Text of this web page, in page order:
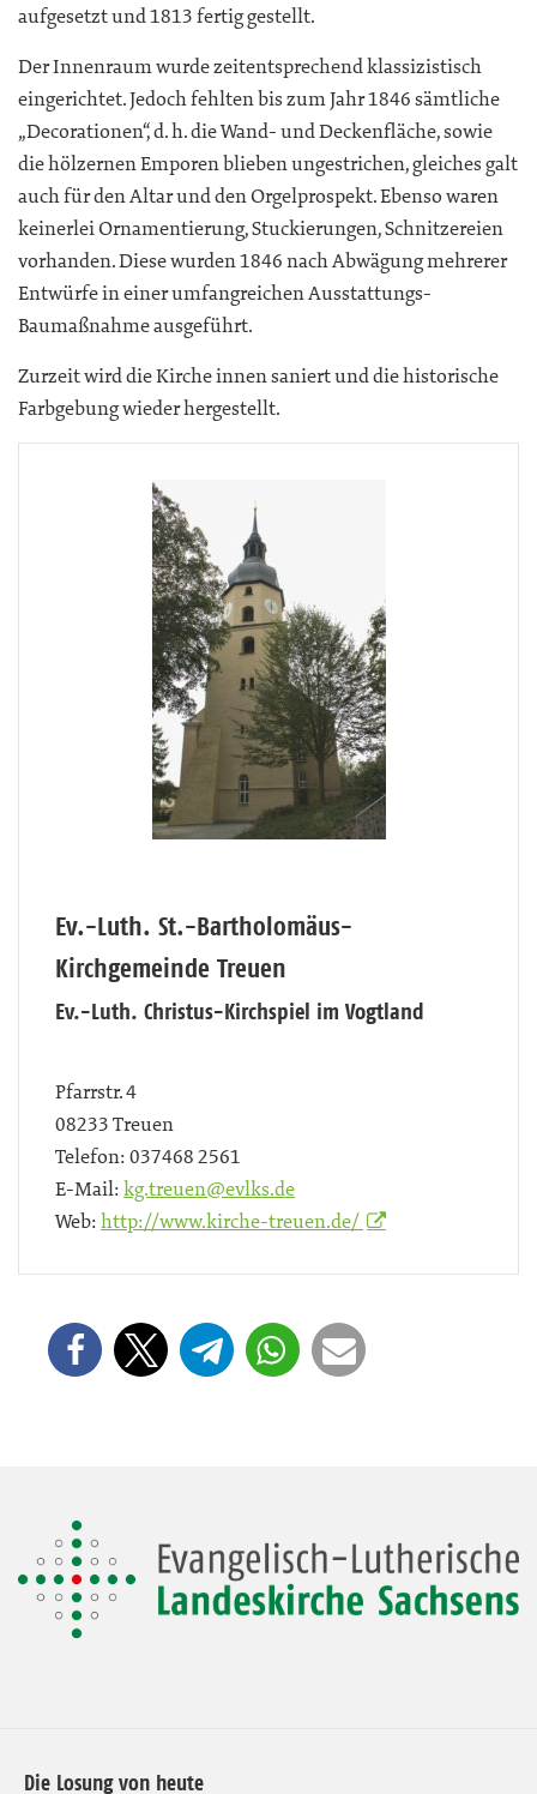
aufgesetzt und 1813 fertig gestellt.
Der Innenraum wurde zeitentsprechend klassizistisch
eingerichtet. Jedoch fehlten bis zum Jahr 1846 sämtliche
„Decorationen“, d. h. die Wand- und Deckenfläche, sowie
die hölzernen Emporen blieben ungestrichen, gleiches galt
auch für den Altar und den Orgelprospekt. Ebenso waren
keinerlei Ornamentierung, Stuckierungen, Schnitzereien
vorhanden. Diese wurden 1846 nach Abwägung mehrerer
Entwürfe in einer umfangreichen Ausstattungs-
Baumaßnahme ausgeführt.
Zurzeit wird die Kirche innen saniert und die historische
Farbgebung wieder hergestellt.
Ev.-Luth. St.-Bartholomäus-
Kirchgemeinde Treuen
Ev.-Luth. Christus-Kirchspiel im Vogtland
Pfarrstr. 4
08233Treuen
Telefon:037468 2561
E-Mail:kg.treuen@evlks.de
Web:http://www.kirche-treuen.de/
Die Losung von heute